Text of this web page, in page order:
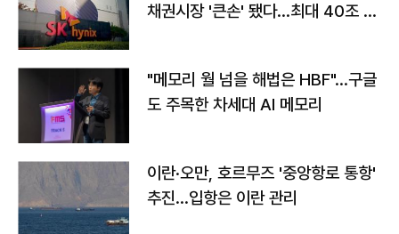
채권시장 '큰손' 됐다…최대 40조 투
"메모리 월 넘을 해법은 HBF"…구글
도 주목한 차세대 AI 메모리
이란·오만, 호르무즈 '중앙항로 통항'
추진…입항은 이란 관리